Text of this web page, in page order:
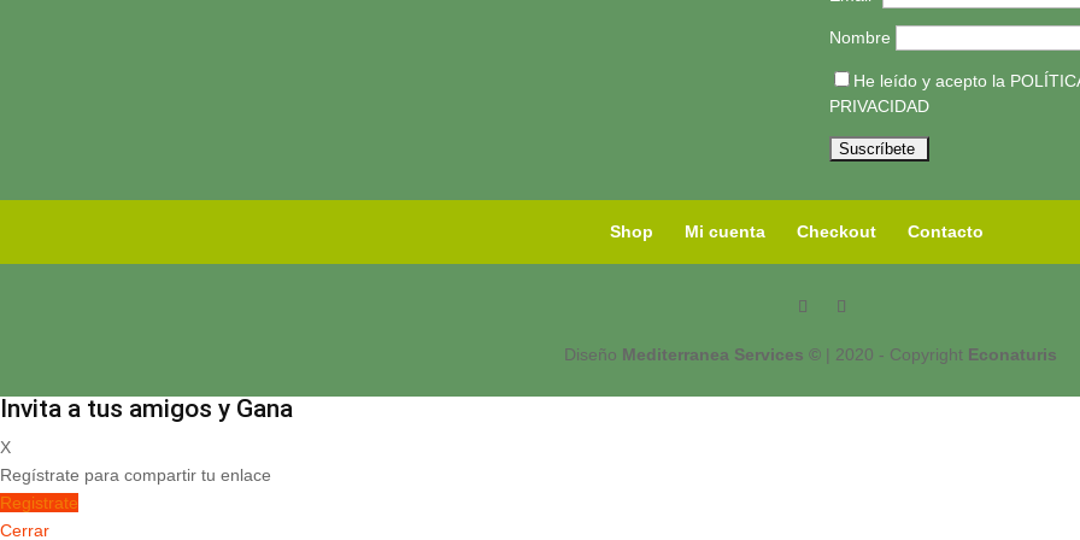
Nombre
He leído y acepto la
PRIVACIDAD
Shop Mi cuenta Checkout Contacto
Diseño Mediterranea Services ©| 2020 - Copyright Econaturis
Invita a tus amigos y Gana
X
Regístrate para compartir tu enlace
Registrate
Cerrar